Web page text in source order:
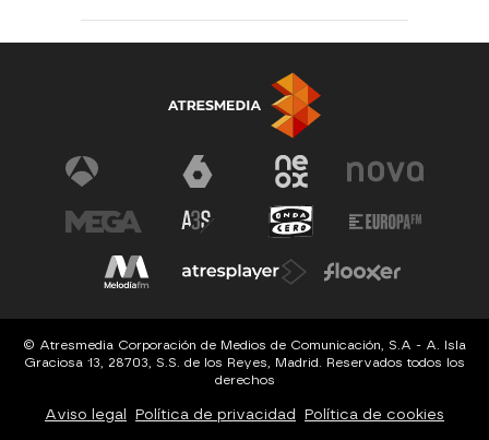
© Atresmedia Corporación de Medios de Comunicación, S.A - A. Isla
Graciosa 13, 28703, S.S. de los Reyes, Madrid. Reservados todos los
derechos
Aviso legal Política de privacidad Política de cookies